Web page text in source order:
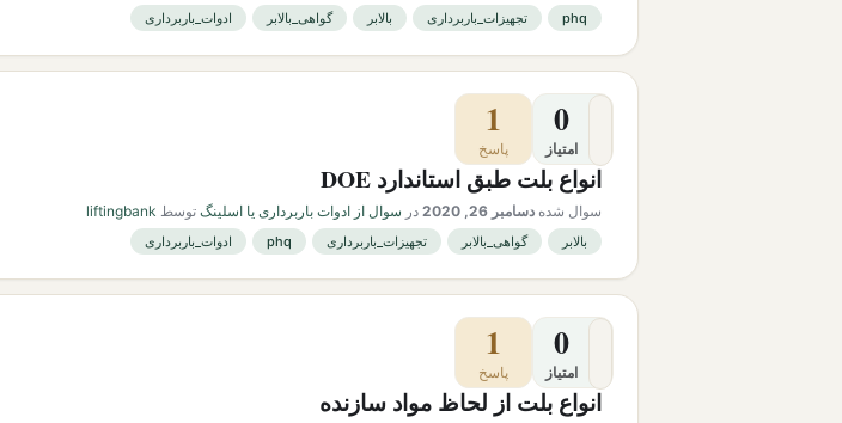
phq تجهیزات_باربرداری بالابر گواهی_بالابر ادوات_باربرداری
0
امتیاز
1
پاسخ
انواع بلت طبق استاندارد DOE
سوال شده دسامبر 26, 2020 در سوال از ادوات باربرداری یا اسلینگ توسط liftingbank
بالابر گواهی_بالابر تجهیزات_باربرداری phq ادوات_باربرداری
0
امتیاز
1
پاسخ
انواع بلت از لحاظ مواد سازنده